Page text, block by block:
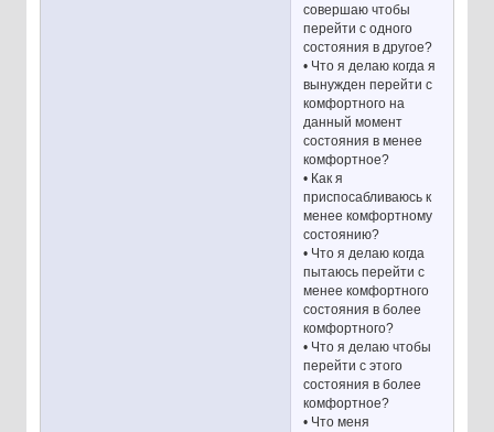
совершаю чтобы
перейти с одного
состояния в другое?
• Что я делаю когда я
вынужден перейти с
комфортного на
данный момент
состояния в менее
комфортное?
• Как я
приспосабливаюсь к
менее комфортному
состоянию?
• Что я делаю когда
пытаюсь перейти с
менее комфортного
состояния в более
комфортного?
• Что я делаю чтобы
перейти с этого
состояния в более
комфортное?
• Что меня